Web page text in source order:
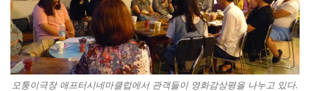
모퉁이극장 애프터시네마클럽에서 관객들이 영화감상평을 나누고 있다.